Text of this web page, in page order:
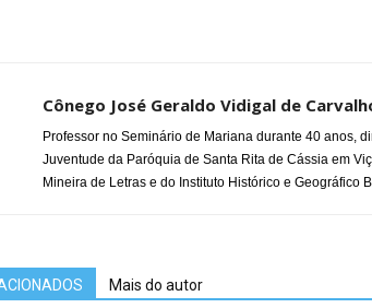
Cônego José Geraldo Vidigal de
Professor no Seminário de Mariana durante 40 anos,
Juventude da Paróquia de Santa Rita de Cássia em
Mineira de Letras e do Instituto Histórico e Geográfico
Mais do autor